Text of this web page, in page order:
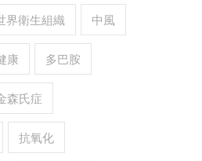
界衛生組織 中風
康 多巴胺
森氏症
抗氧化